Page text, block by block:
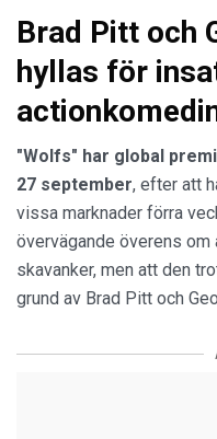
Brad Pitt och
hyllas för
"Wolfs" har global
27 september, efter att
vissa marknader förra
övervägande överens om
skavanker, men att den
grund av Brad Pitt och